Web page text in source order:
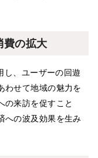
費の拡大
し、ユーザーの回遊
わせて地域の魅力を
の来訪を促すこと
への波及効果を生み